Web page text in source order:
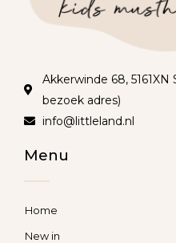
Akkerwinde 68, 5161XN
bezoek adres)
info@littleland.nl
Menu
Home
New in